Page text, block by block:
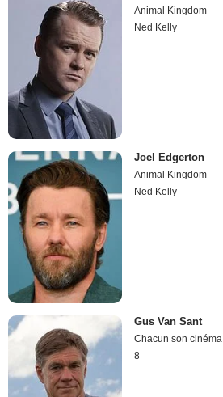
Animal Kingdom
Ned Kelly
Joel Edgerton
Animal Kingdom
Ned Kelly
Gus Van Sant
Chacun son cinéma
8